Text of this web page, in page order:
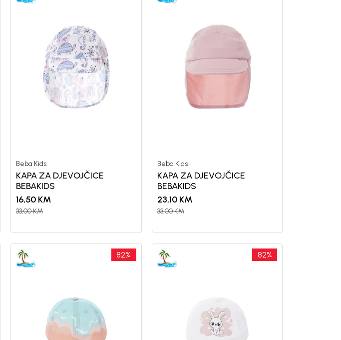
Beba Kids
KAPA ZA DJEVOJČICE
BEBAKIDS
16,50 KM
33,00KM
Beba Kids
KAPA ZA DJEVOJČICE
BEBAKIDS
23,10 KM
33,00KM
82% 82%